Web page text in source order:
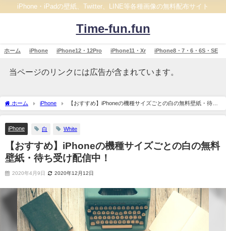
iPhone・iPadの壁紙、Twitter、LINE等各種画像の無料配布サイト
Time-fun.fun
ホーム iPhone iPhone12・12Pro iPhone11・Xr iPhone8・7・6・6S・SE
当ページのリンクには広告が含まれています。
ホーム iPhone
【おすすめ】iPhoneの機種サイズごとの白の無料壁紙・待ち
受け配信中！
iPhone 白 White
【おすすめ】iPhoneの機種サイズごとの白の無料
壁紙・待ち受け配信中！
2020年4月9日 2020年12月12日